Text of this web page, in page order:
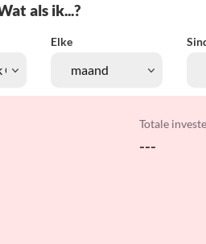
als ik...?
Elke
Totale
---